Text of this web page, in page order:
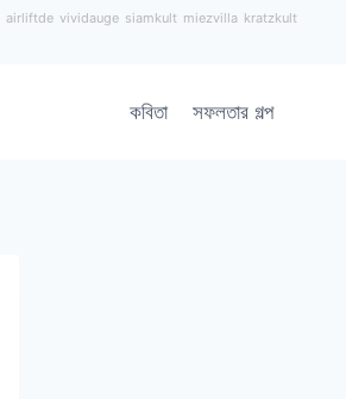
airliftde vividauge siamkult miezvilla kratzkult
কবিতা সফলতার গল্প